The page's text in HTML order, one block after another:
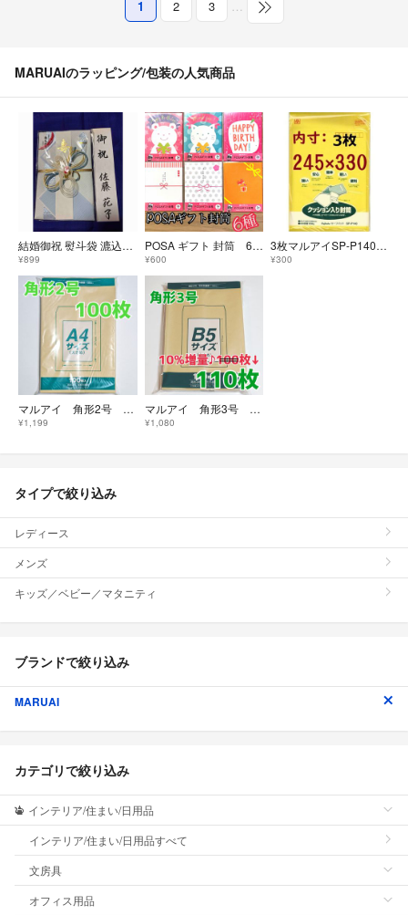
1 2 3 …
MARUAIのラッピング/包装の人気商品
結婚御祝 熨斗袋 漉込和紙 亀 男女 少し大判 匿名配送
¥899
POSA ギフト 封筒 6種 全18枚入り 日本製 景品 お祝い お礼 カラフル
¥600
3枚マルアイSP-P140★クッション入り封筒セ-フパック
¥300
マルアイ 角形2号 100枚 封筒 240×332 A4 包装 資材 発送 角2
¥1,199
マルアイ 角形3号 110枚 封筒 216×277 B5 角3 角形 3号
¥1,080
タイプで絞り込み
レディース
メンズ
キッズ／ベビー／マタニティ
ブランドで絞り込み
MARUAI
カテゴリで絞り込み
インテリア/住まい/日用品
インテリア/住まい/日用品すべて
文房具
オフィス用品